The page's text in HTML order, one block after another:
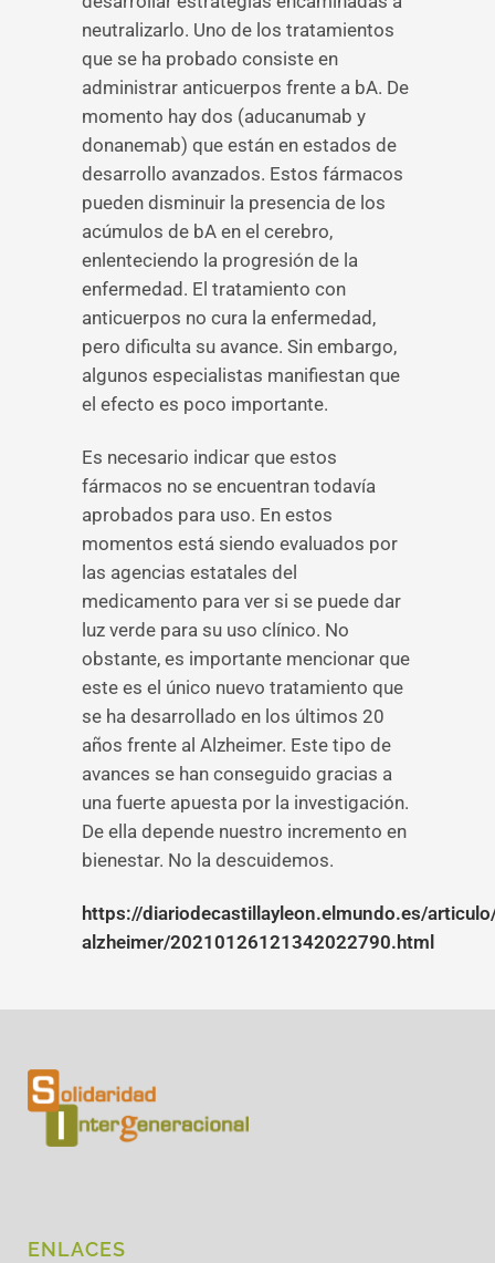
neutralizarlo. Uno de los tratamientos
que se ha probado consiste en
administrar anticuerpos frente a bA. De
momento hay dos (aducanumab y
donanemab) que están en estados de
desarrollo avanzados. Estos fármacos
pueden disminuir la presencia de los
acúmulos de bA en el cerebro,
enlenteciendo la progresión de la
enfermedad. El tratamiento con
anticuerpos no cura la enfermedad,
pero dificulta su avance. Sin embargo,
algunos especialistas manifiestan que
el efecto es poco importante.
Es necesario indicar que estos
fármacos no se encuentran todavía
aprobados para uso. En estos
momentos está siendo evaluados por
las agencias estatales del
medicamento para ver si se puede dar
luz verde para su uso clínico. No
obstante, es importante mencionar que
este es el único nuevo tratamiento que
se ha desarrollado en los últimos 20
años frente al Alzheimer. Este tipo de
avances se han conseguido gracias a
una fuerte apuesta por la investigación.
De ella depende nuestro incremento en
bienestar. No la descuidemos.
https://diariodecastillayleon.elmundo.es/
alzheimer/20210126121342022790.html
ENLACES